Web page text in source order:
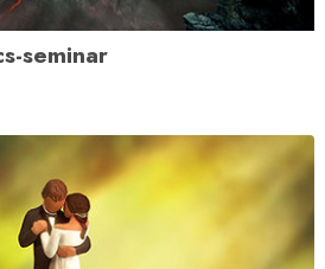
seminar